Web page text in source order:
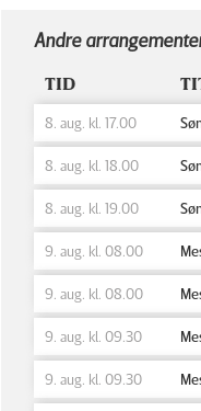
Andre
TID
8. aug. kl. 17.00
8. aug. kl. 18.00
8. aug. kl. 19.00
9. aug. kl. 08.00
9. aug. kl. 08.00
9. aug. kl. 09.30
9. aug. kl. 09.30